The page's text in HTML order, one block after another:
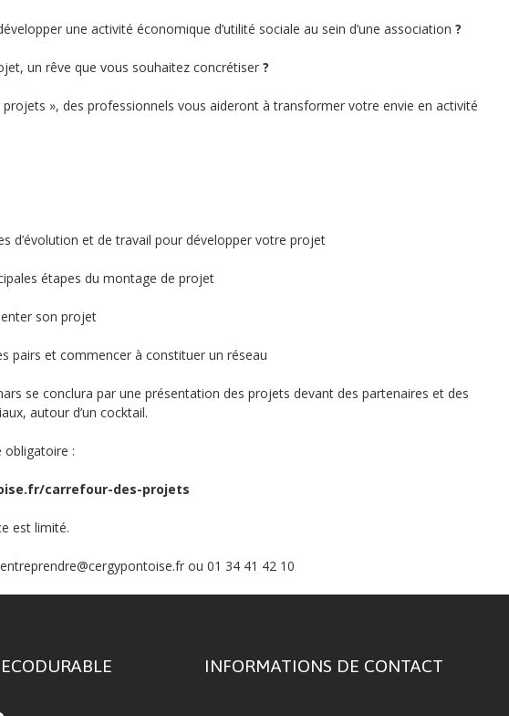
une activité économique d’utilité sociale au sein d’une association ?
un rêve que vous souhaitez concrétiser ?
projets », des professionnels vous aideront à transformer votre envie en activité
d’évolution et de travail pour développer votre projet
étapes du montage de projet
son projet
pairs et commencer à constituer un réseau
se conclura par une présentation des projets devant des partenaires et des
autour d’un cocktail.
obligatoire :
carrefour-des-projets
est limité.
ou 01 34 41 42 10
INFORMATIONS DE CONTACT